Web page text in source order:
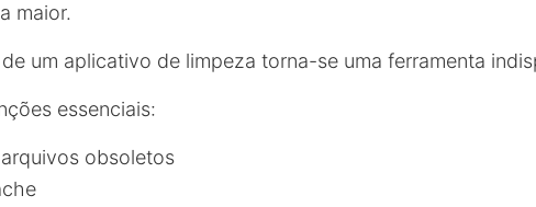
maior.
um aplicativo de limpeza torna-se uma ferramenta
essenciais:
obsoletos